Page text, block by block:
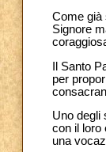
Come già
Signore
Il Santo
per
Uno degli
con il loro
una